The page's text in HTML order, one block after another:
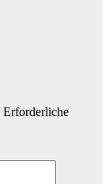
Erforderliche